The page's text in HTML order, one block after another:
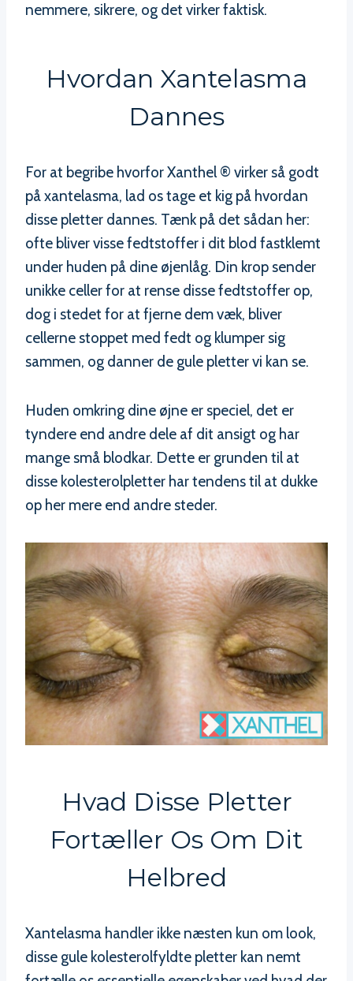
nemmere, sikrere, og det virker faktisk.
Hvordan Xantelasma
Dannes
For at begribe hvorfor Xanthel ® virker så godt
på xantelasma, lad os tage et kig på hvordan
disse pletter dannes. Tænk på det sådan her:
ofte bliver visse fedtstoffer i dit blod fastklemt
under huden på dine øjenlåg. Din krop sender
unikke celler for at rense disse fedtstoffer op,
dog i stedet for at fjerne dem væk, bliver
cellerne stoppet med fedt og klumper sig
sammen, og danner de gule pletter vi kan se.
Huden omkring dine øjne er speciel, det er
tyndere end andre dele af dit ansigt og har
mange små blodkar. Dette er grunden til at
disse kolesterolpletter har tendens til at dukke
op her mere end andre steder.
Hvad Disse Pletter
Fortæller Os Om Dit
Helbred
Xantelasma handler ikke næsten kun om look,
disse gule kolesterolfyldte pletter kan nemt